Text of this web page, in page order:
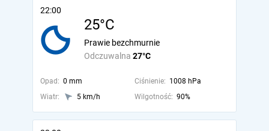
22:00
25°C
Odczuwalna 27°C
Prawie bezchmurnie
Opad: 0 mm Ciśnienie: 1008 hPa
Wiatr:
5 km/h Wilgotność: 90%